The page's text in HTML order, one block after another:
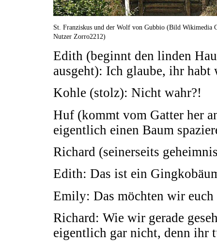
St. Franziskus und der Wolf von Gubbio (Bild Wikimedia
Nutzer Zorro2212)
Edith (beginnt den linden
ausgeht): Ich glaube, ihr
Kohle (stolz): Nicht wahr?!
Huf (kommt vom Gatter her
eigentlich einen Baum
Richard (seinerseits
Edith: Das ist ein
Emily: Das möchten wir euch
Richard: Wie wir gerade
eigentlich gar nicht, denn ihr